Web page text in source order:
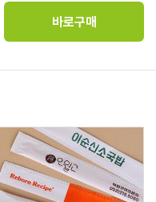
바로구매